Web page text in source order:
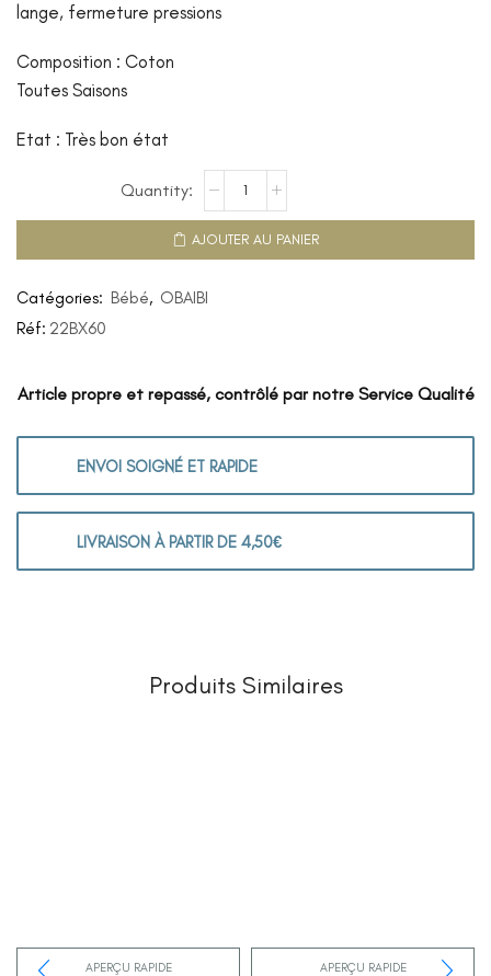
lange, fermeture pressions
Composition : Coton
Toutes Saisons
Etat : Très bon état
AJOUTER AU PANIER
Catégories: Bébé, OBAIBI
Réf: 22BX60
Article propre et repassé, contrôlé par notre Service Qualité
ENVOI SOIGNÉ ET RAPIDE
LIVRAISON À PARTIR DE 4,50€
Produits Similaires
APERÇU RAPIDE APERÇU RAPIDE